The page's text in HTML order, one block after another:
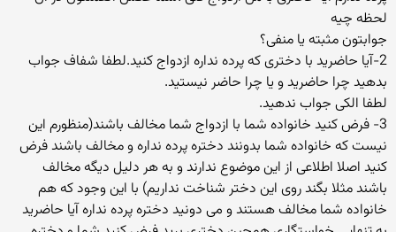
لحظه چیه
جوابتون مثبته یا منفی؟
2-آیا حاضرید با دختری كه پرده نداره ازدواج كنید.لطفا شفاف جواب
بدهید چرا حاضرید و یا چرا حاضر نیستید.
لطفا الكی جواب ندهید.
3- فرض كنید خانواده شما با ازدواج شما مخالف باشند(منظورم این
نیست كه خانواده شما بدونند دختره پرده نداره و مخالف باشند فرض
كنید اصلا اطلاعی از این موضوع ندارند و به هر دلیل دیگه مخالف
باشند مثلا بگند روی این دختر شناخت نداریم) با این وجود كه هم
خانواده شما مخالف هستند و می دونید دختره پرده نداره آیا حاضرید